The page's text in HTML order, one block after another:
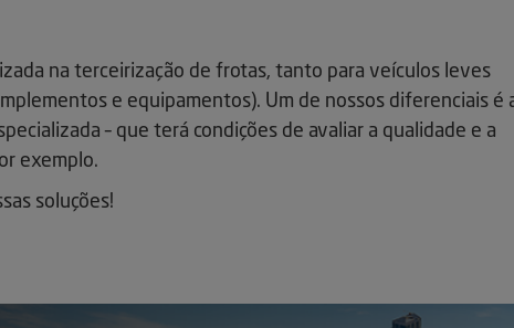
na terceirização de frotas, tanto para veículos leves
e equipamentos). Um de nossos diferenciais é
– que terá condições de avaliar a qualidade e a
exemplo.
soluções!